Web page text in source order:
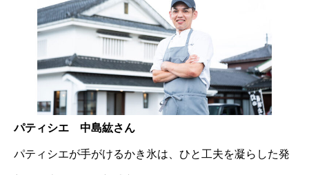
パティシエ 中島紘さん
パティシエが手がけるかき氷は、ひと工夫を凝らした発